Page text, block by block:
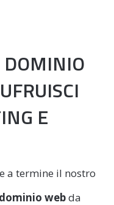
E
a termine il nostro
dominio webda